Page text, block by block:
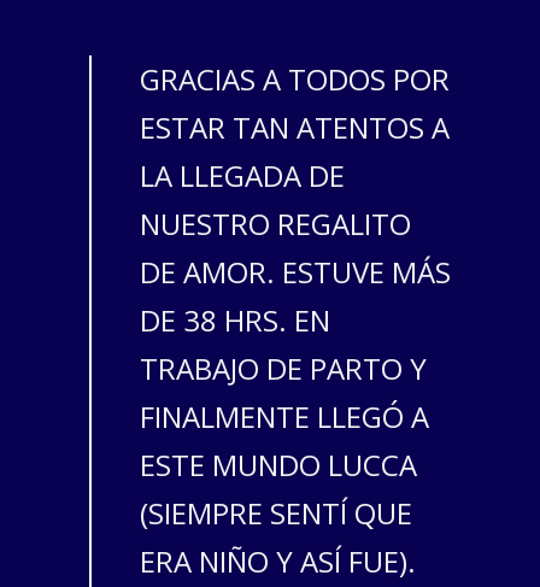
GRACIAS A TODOS POR
ESTAR TAN ATENTOS A
LA LLEGADA DE
NUESTRO REGALITO
DE AMOR. ESTUVE MÁS
DE 38 HRS. EN
TRABAJO DE PARTO Y
FINALMENTE LLEGÓ A
ESTE MUNDO LUCCA
(SIEMPRE SENTÍ QUE
ERA NIÑO Y ASÍ FUE).